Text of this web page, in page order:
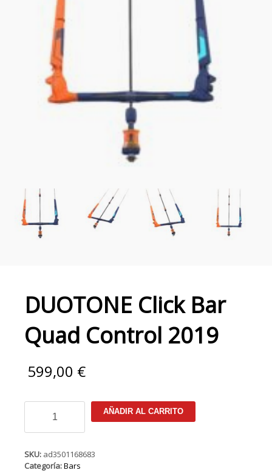
DUOTONE Click Bar
Quad Control 2019
599,00 €
DUOTONE
Bar
Control
2019
AÑADIR AL CARRITO
SKU: ad3501168683
Categoría:Bars